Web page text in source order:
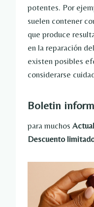
potentes. Por
suelen contener
que produce
en la reparación
existen posibles
considerarse
Boletin
para muchos
Descuento